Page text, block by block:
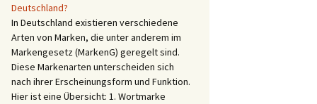
einer Marke (IR-Markenschutz) bei der WIPO
Deutschland?
In Deutschland existieren verschiedene
Arten von Marken, die unter anderem im
Markengesetz (MarkenG) geregelt sind.
Diese Markenarten unterscheiden sich
nach ihrer Erscheinungsform und Funktion.
Hier ist eine Übersicht: 1. Wortmarke